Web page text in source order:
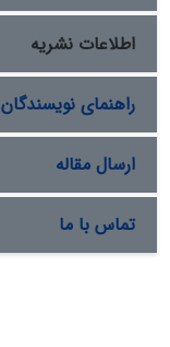
اطلاعات نشریه
راهنمای نویسندگان
ارسال مقاله
تماس با ما